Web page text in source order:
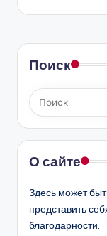
Поиск
О сайте
Здесь может
представить
благодарности.